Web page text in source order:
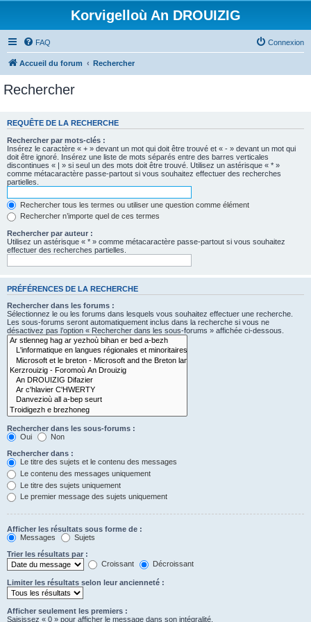
Korvigelloù An DROUIZIG
FAQ Connexion
Accueil du forum Rechercher
Rechercher
REQUÊTE DE LA RECHERCHE
Rechercher par mots-clés :
Insérez le caractère « + » devant un mot qui doit être trouvé et « - » devant un mot qui
doit être ignoré. Insérez une liste de mots séparés entre des barres verticales
discontinues « | » si seul un des mots doit être trouvé. Utilisez un astérisque « * »
comme métacaractère passe-partout si vous souhaitez effectuer des recherches
partielles.
Rechercher tous les termes ou utiliser une question comme élément
Rechercher n’importe quel de ces termes
Rechercher par auteur :
Utilisez un astérisque « * » comme métacaractère passe-partout si vous souhaitez
effectuer des recherches partielles.
PRÉFÉRENCES DE LA RECHERCHE
Rechercher dans les forums :
Sélectionnez le ou les forums dans lesquels vous souhaitez effectuer une recherche.
Les sous-forums seront automatiquement inclus dans la recherche si vous ne
désactivez pas l’option « Rechercher dans les sous-forums » affichée ci-dessous.
Rechercher dans les sous-forums :
Oui
Non
Rechercher dans :
Le titre des sujets et le contenu des messages
Le contenu des messages uniquement
Le titre des sujets uniquement
Le premier message des sujets uniquement
Afficher les résultats sous forme de :
Messages
Sujets
Trier les résultats par :
Croissant
Décroissant
Limiter les résultats selon leur ancienneté :
Afficher seulement les premiers :
Saisissez « 0 » pour afficher le message dans son intégralité.